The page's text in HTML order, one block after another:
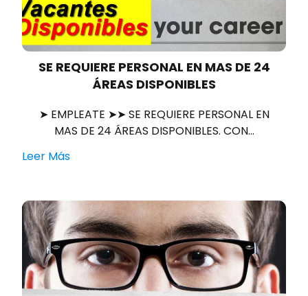
SE REQUIERE PERSONAL EN MAS DE 24
ÁREAS DISPONIBLES
➤ EMPLEATE ➤➤ SE REQUIERE PERSONAL EN
MAS DE 24 ÁREAS DISPONIBLES. CON…
Leer Más